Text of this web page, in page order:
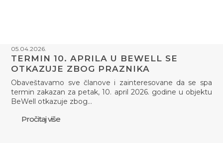
05.04.2026.
TERMIN 10. APRILA U BEWELL SE
OTKAZUJE ZBOG PRAZNIKA
Obaveštavamo sve članove i zainteresovane da se spa
termin zakazan za petak, 10. april 2026. godine u objektu
BeWell otkazuje zbog…
Pročitaj više